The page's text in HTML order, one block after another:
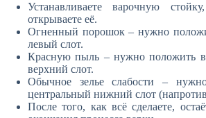
Устанавливаете варочную
открываете её.
Огненный порошок – нужно
левый слот.
Красную пыль – нужно положить в
верхний слот.
Обычное зелье слабости –
центральный нижний слот
После того, как всё сделаете,